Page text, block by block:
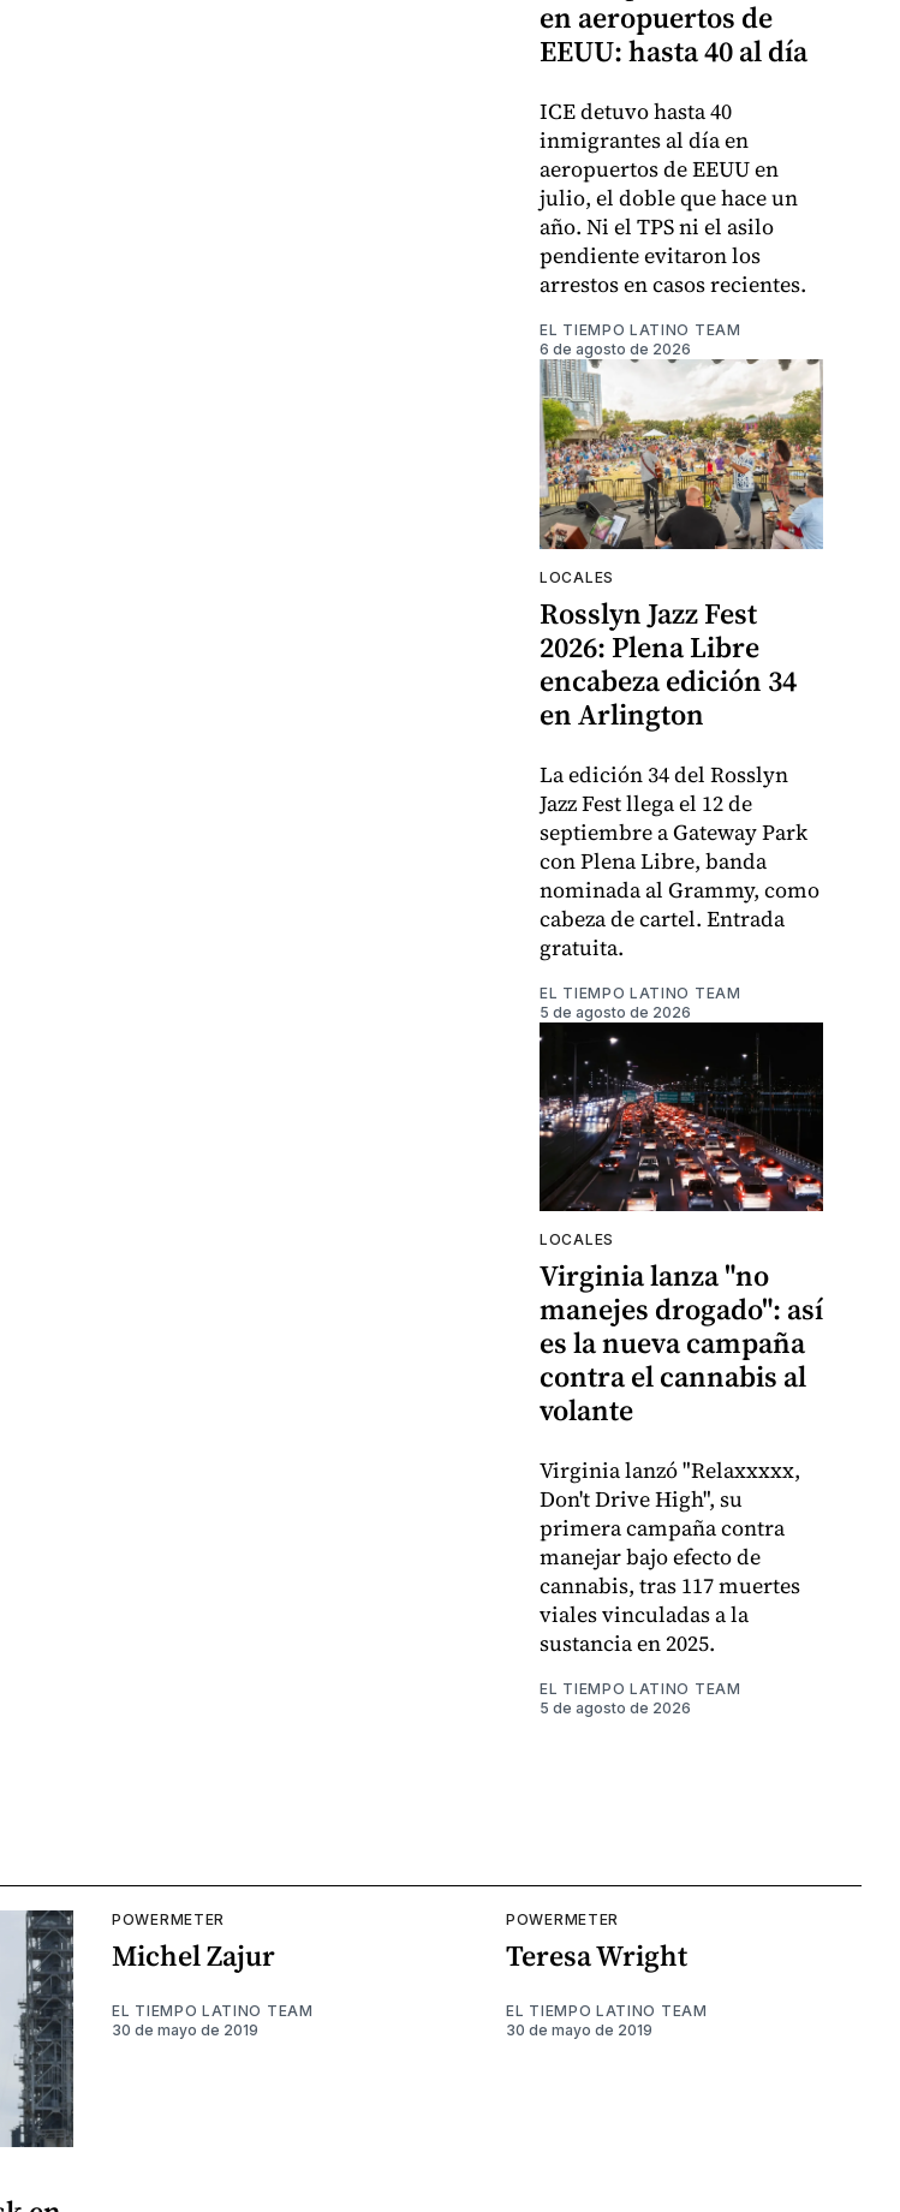
en aeropuertos de
EEUU: hasta 40 al día
ICE detuvo hasta 40
inmigrantes al día en
aeropuertos de EEUU en
julio, el doble que hace un
año. Ni el TPS ni el asilo
pendiente evitaron los
arrestos en casos recientes.
EL TIEMPO LATINO TEAM
6 de agosto de 2026
LOCALES
Rosslyn Jazz Fest
2026: Plena Libre
encabeza edición 34
en Arlington
La edición 34 del Rosslyn
Jazz Fest llega el 12 de
septiembre a Gateway Park
con Plena Libre, banda
nominada al Grammy, como
cabeza de cartel. Entrada
gratuita.
EL TIEMPO LATINO TEAM
5 de agosto de 2026
LOCALES
Virginia lanza "no
manejes drogado": así
es la nueva campaña
contra el cannabis al
volante
Virginia lanzó "Relaxxxxx,
Don't Drive High", su
primera campaña contra
manejar bajo efecto de
cannabis, tras 117 muertes
viales vinculadas a la
sustancia en 2025.
EL TIEMPO LATINO TEAM
5 de agosto de 2026
POWERMETER
Michel Zajur
EL TIEMPO LATINO TEAM
30 de mayo de 2019
POWERMETER
Teresa Wright
EL TIEMPO LATINO TEAM
30 de mayo de 2019